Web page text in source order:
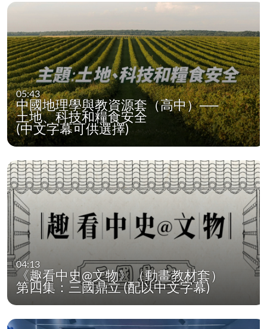
05:43
中國地理學與教資源套（高中）──
土地、科技和糧食安全
(中文字幕可供選擇)
04:13
《趣看中史@文物》（動畫教材套）
第四集：三國鼎立 (配以中文字幕)